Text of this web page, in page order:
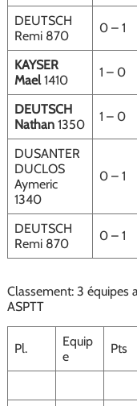
DEUTSCH
Remi 870
0 – 1
KAYSER
Mael1410
1 – 0
DEUTSCH
Nathan1350
1 – 0
DUSANTER
DUCLOS
Aymeric
1340
0 – 1
DEUTSCH
Remi 870
0 – 1
Classement: 3 équipes
ASPTT
Pl.
Equip
e
Pts